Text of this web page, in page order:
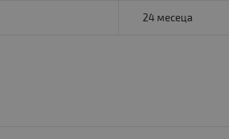
24 месеца